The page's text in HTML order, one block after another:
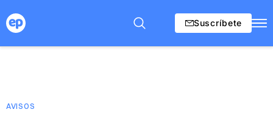
Suscríbete
AVISOS